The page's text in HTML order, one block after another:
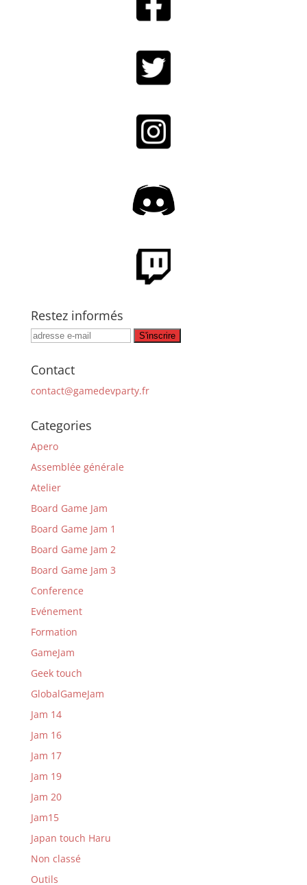
Restez informés
Contact
contact@gamedevparty.fr
Categories
Apero
Assemblée générale
Atelier
Board Game Jam
Board Game Jam 1
Board Game Jam 2
Board Game Jam 3
Conference
Evénement
Formation
GameJam
Geek touch
GlobalGameJam
Jam 14
Jam 16
Jam 17
Jam 19
Jam 20
Jam15
Japan touch Haru
Non classé
Outils